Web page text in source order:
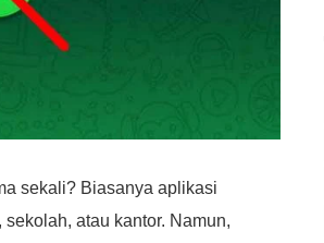
sekali? Biasanya aplikasi
atau kantor. Namun,